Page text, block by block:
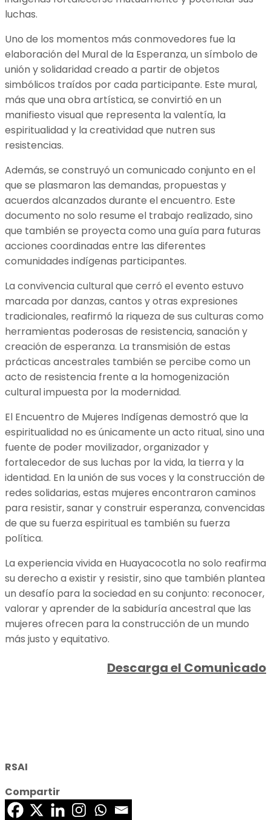
luchas.
Uno de los momentos más conmovedores fue la
elaboración del Mural de la Esperanza, un símbolo de
unión y solidaridad creado a partir de objetos
simbólicos traídos por cada participante. Este mural,
más que una obra artística, se convirtió en un
manifiesto visual que representa la valentía, la
espiritualidad y la creatividad que nutren sus
resistencias.
Además, se construyó un comunicado conjunto en el
que se plasmaron las demandas, propuestas y
acuerdos alcanzados durante el encuentro. Este
documento no solo resume el trabajo realizado, sino
que también se proyecta como una guía para futuras
acciones coordinadas entre las diferentes
comunidades indígenas participantes.
La convivencia cultural que cerró el evento estuvo
marcada por danzas, cantos y otras expresiones
tradicionales, reafirmó la riqueza de sus culturas como
herramientas poderosas de resistencia, sanación y
creación de esperanza. La transmisión de estas
prácticas ancestrales también se percibe como un
acto de resistencia frente a la homogenización
cultural impuesta por la modernidad.
El Encuentro de Mujeres Indígenas demostró que la
espiritualidad no es únicamente un acto ritual, sino una
fuente de poder movilizador, organizador y
fortalecedor de sus luchas por la vida, la tierra y la
identidad. En la unión de sus voces y la construcción de
redes solidarias, estas mujeres encontraron caminos
para resistir, sanar y construir esperanza, convencidas
de que su fuerza espiritual es también su fuerza
política.
La experiencia vivida en Huayacocotla no solo reafirma
su derecho a existir y resistir, sino que también plantea
un desafío para la sociedad en su conjunto: reconocer,
valorar y aprender de la sabiduría ancestral que las
mujeres ofrecen para la construcción de un mundo
más justo y equitativo.
Descarga el Comunicado
RSAI
Compartir